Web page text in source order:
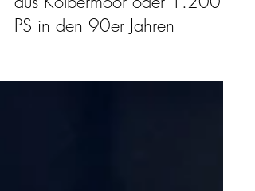
Kurt Lotterschmid: Hypercars
aus Kolbermoor oder 1.200
PS in den 90er Jahren